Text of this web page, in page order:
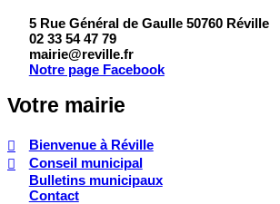
5 Rue Général de Gaulle 50760 Réville
02 33 54 47 79
mairie@reville.fr
Notre page Facebook
Votre mairie
Bienvenue à Réville
Conseil municipal
Bulletins municipaux
Contact